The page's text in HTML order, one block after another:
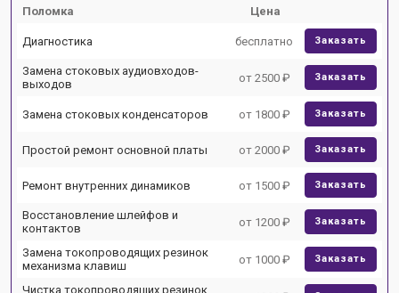
Поломка Цена
Диагностика бесплатно Заказать
Замена стоковых аудиовходов-
выходов
от 2500 ₽ Заказать
Замена стоковых конденсаторов от 1800 ₽ Заказать
Простой ремонт основной платы от 2000 ₽ Заказать
Ремонт внутренних динамиков от 1500 ₽ Заказать
Восстановление шлейфов и
контактов
от 1200 ₽ Заказать
Замена токопроводящих резинок
механизма клавиш
от 1000 ₽ Заказать
Чистка токопроводящих резинок